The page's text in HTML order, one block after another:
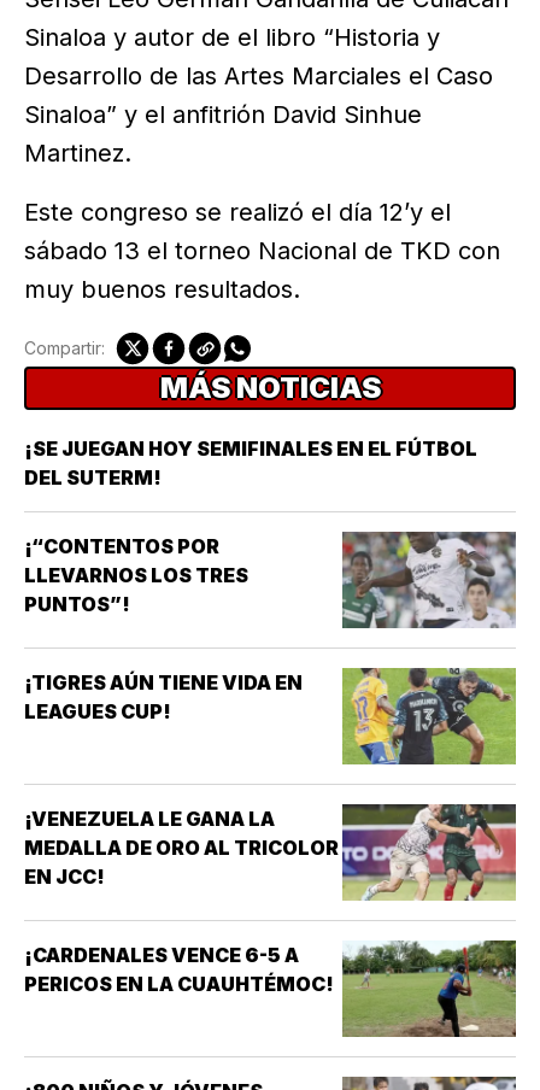
Sinaloa y autor de el libro “Historia y
Desarrollo de las Artes Marciales el Caso
Sinaloa” y el anfitrión David Sinhue
Martinez.
Este congreso se realizó el día 12’y el
sábado 13 el torneo Nacional de TKD con
muy buenos resultados.
Compartir:
MÁS NOTICIAS
¡SE JUEGAN HOY SEMIFINALES EN EL FÚTBOL
DEL SUTERM!
¡“CONTENTOS POR
LLEVARNOS LOS TRES
PUNTOS”!
¡TIGRES AÚN TIENE VIDA EN
LEAGUES CUP!
¡VENEZUELA LE GANA LA
MEDALLA DE ORO AL TRICOLOR
EN JCC!
¡CARDENALES VENCE 6-5 A
PERICOS EN LA CUAUHTÉMOC!